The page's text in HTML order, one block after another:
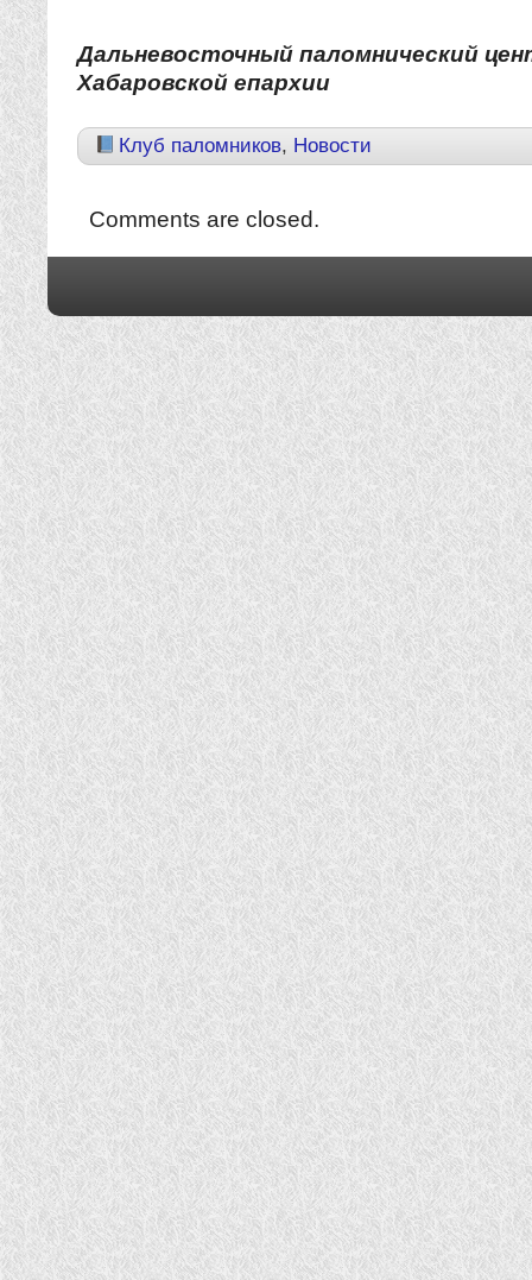
Дальневосточный паломнический
Хабаровской епархии
Клуб паломников, Новости
Comments are closed.